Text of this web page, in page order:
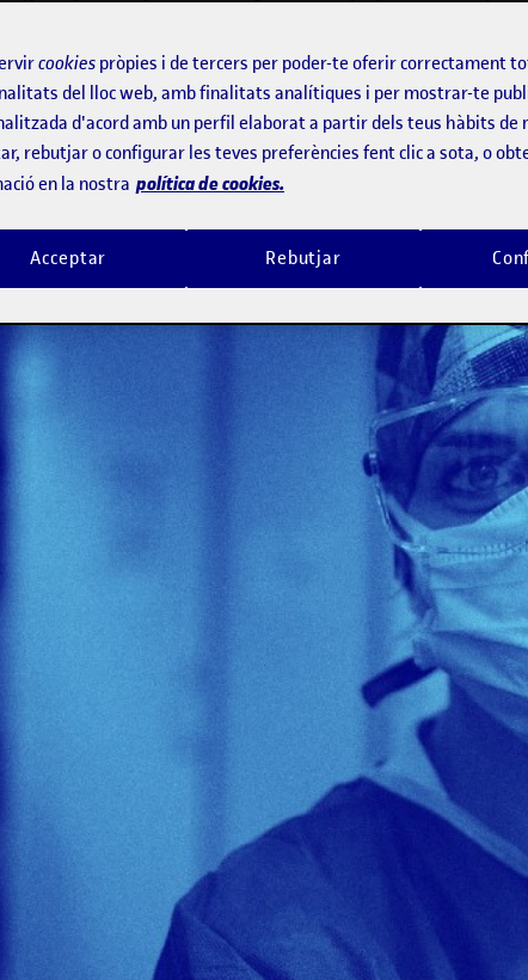
d'universitats enfocat al
cookies pròpies i de tercers per poder-te oferir correctament
del lloc web, amb finalitats analítiques i per mostrar-te
d'acord amb un perfil elaborat a partir dels teus hàbits de
rebutjar o configurar les teves preferències fent clic a sota, o
en la nostra política de cookies.
Rebutjar
Acceptar